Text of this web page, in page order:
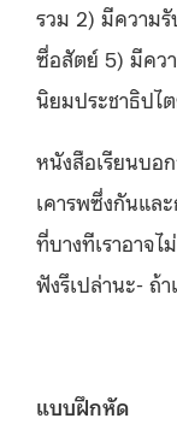
รวม 2) มีความ
ซื่อสัตย์ 5) มีคว
นิยมประชาธิปไ
หนังสือเรียนบอ
เคารพซึ่งกันแล
ที่บางทีเราอาจไ
ฟังรึเปล่านะ- ถ้
แบบฝึกหัด